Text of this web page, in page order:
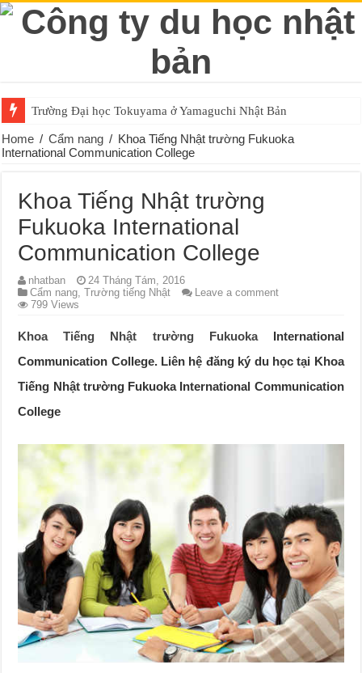
Trường Đại học Tokuyama ở Yamaguchi Nhật Bản
Home / Cẩm nang / Khoa Tiếng Nhật trường Fukuoka
International Communication College
Khoa Tiếng Nhật trường
Fukuoka International
Communication College
nhatban
24 Tháng Tám, 2016
Cẩm nang,Trường tiếng Nhật
Leave a comment
799 Views
Khoa Tiếng Nhật trường FukuokaInternational
Communication College. Liên hệ đăng ký du học tại Khoa
Tiếng Nhật trường Fukuoka International Communication
College